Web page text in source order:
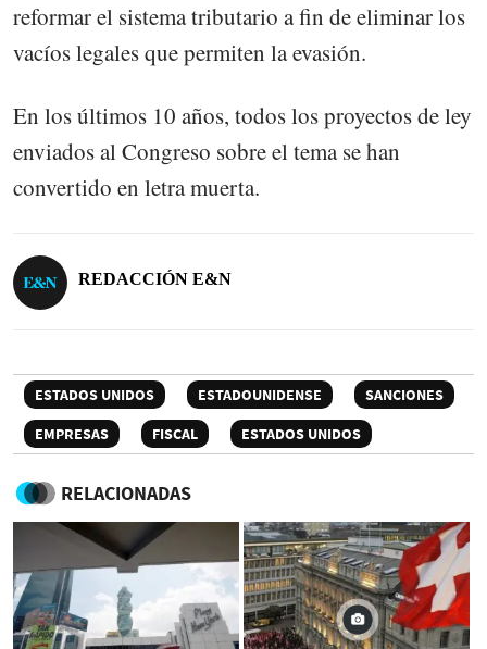
reformar el sistema tributario a fin de eliminar los
vacíos legales que permiten la evasión.
En los últimos 10 años, todos los proyectos de ley
enviados al Congreso sobre el tema se han
convertido en letra muerta.
REDACCIÓN E&N
ESTADOS UNIDOS ESTADOUNIDENSE
SANCIONES
EMPRESAS
FISCAL ESTADOS UNIDOS
RELACIONADAS